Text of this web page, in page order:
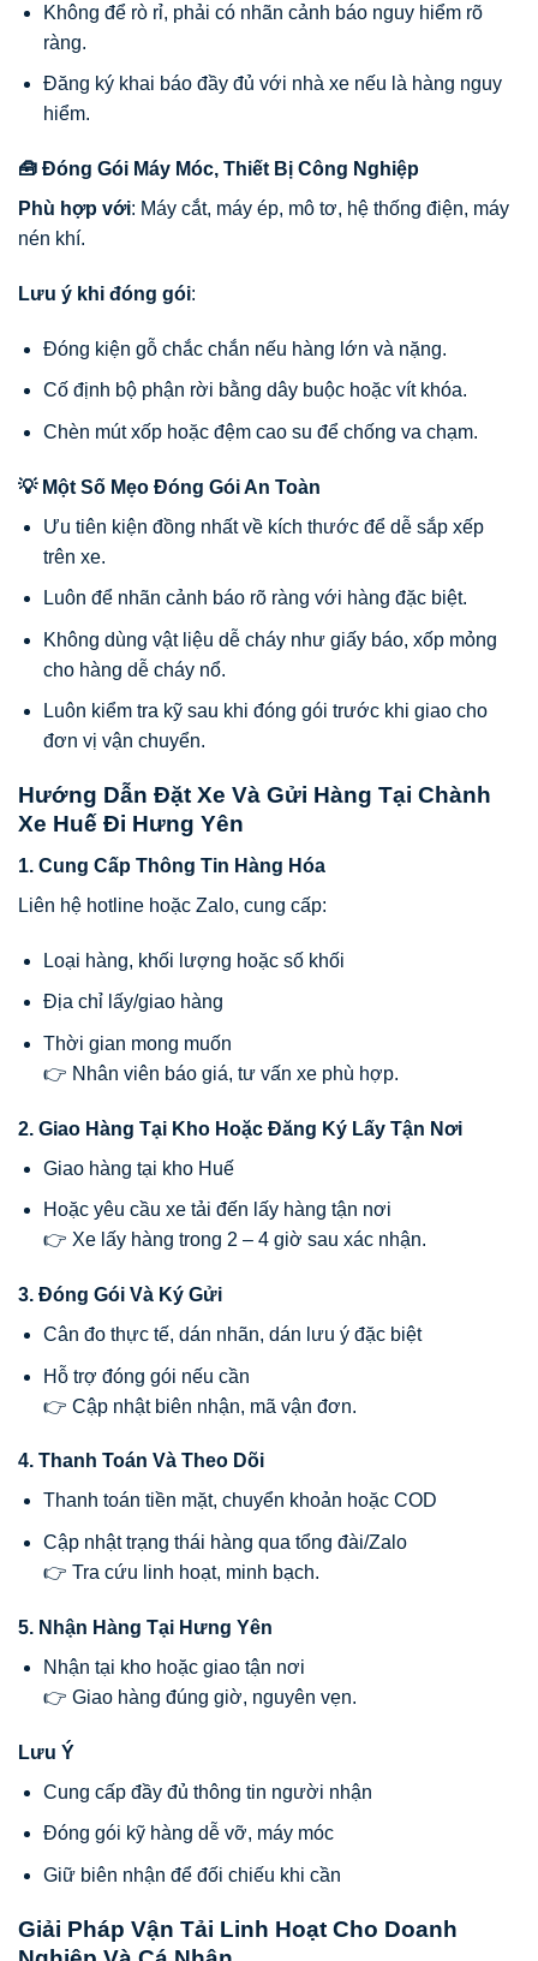
Không để rò rỉ, phải có nhãn cảnh báo nguy hiểm rõ
ràng.
Đăng ký khai báo đầy đủ với nhà xe nếu là hàng nguy
hiểm.
🧰 Đóng Gói Máy Móc, Thiết Bị Công Nghiệp
Phù hợp với: Máy cắt, máy ép, mô tơ, hệ thống điện, máy
nén khí.
Lưu ý khi đóng gói:
Đóng kiện gỗ chắc chắn nếu hàng lớn và nặng.
Cố định bộ phận rời bằng dây buộc hoặc vít khóa.
Chèn mút xốp hoặc đệm cao su để chống va chạm.
💡 Một Số Mẹo Đóng Gói An Toàn
Ưu tiên kiện đồng nhất về kích thước để dễ sắp xếp
trên xe.
Luôn để nhãn cảnh báo rõ ràng với hàng đặc biệt.
Không dùng vật liệu dễ cháy như giấy báo, xốp mỏng
cho hàng dễ cháy nổ.
Luôn kiểm tra kỹ sau khi đóng gói trước khi giao cho
đơn vị vận chuyển.
Hướng Dẫn Đặt Xe Và Gửi Hàng Tại Chành
Xe Huế Đi Hưng Yên
1. Cung Cấp Thông Tin Hàng Hóa
Liên hệ hotline hoặc Zalo, cung cấp:
Loại hàng, khối lượng hoặc số khối
Địa chỉ lấy/giao hàng
Thời gian mong muốn
👉 Nhân viên báo giá, tư vấn xe phù hợp.
2. Giao Hàng Tại Kho Hoặc Đăng Ký Lấy Tận Nơi
Giao hàng tại kho Huế
Hoặc yêu cầu xe tải đến lấy hàng tận nơi
👉 Xe lấy hàng trong 2 – 4 giờ sau xác nhận.
3. Đóng Gói Và Ký Gửi
Cân đo thực tế, dán nhãn, dán lưu ý đặc biệt
Hỗ trợ đóng gói nếu cần
👉 Cập nhật biên nhận, mã vận đơn.
4. Thanh Toán Và Theo Dõi
Thanh toán tiền mặt, chuyển khoản hoặc COD
Cập nhật trạng thái hàng qua tổng đài/Zalo
👉 Tra cứu linh hoạt, minh bạch.
5. Nhận Hàng Tại Hưng Yên
Nhận tại kho hoặc giao tận nơi
👉 Giao hàng đúng giờ, nguyên vẹn.
Lưu Ý
Cung cấp đầy đủ thông tin người nhận
Đóng gói kỹ hàng dễ vỡ, máy móc
Giữ biên nhận để đối chiếu khi cần
Giải Pháp Vận Tải Linh Hoạt Cho Doanh